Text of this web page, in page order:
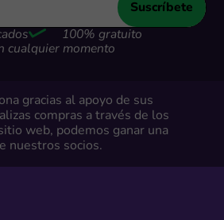
Suscríbete
100% gratuito
cualquier momento
gracias al apoyo de sus
compras a través de los
web, podemos ganar una
nuestros socios.